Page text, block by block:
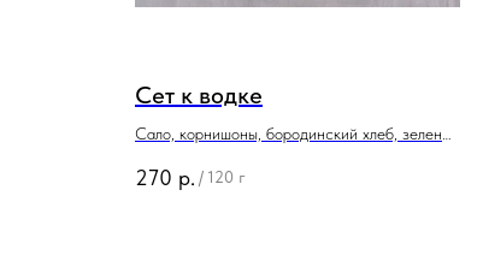
Сет к водке
Сало, корнишоны, бородинский хлеб, зеленый
270 р. / 120 г